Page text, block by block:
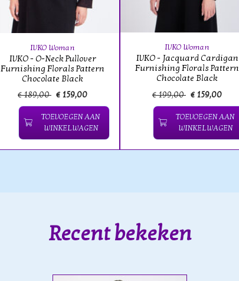
IVKO Woman
IVKO - O-Neck Pullover
Furnishing Florals Pattern
Chocolate Black
€ 189,00 € 159,00
TOEVOEGEN AAN
WINKELWAGEN
IVKO Woman
IVKO - Jacquard Cardigan
Furnishing Florals Pattern
Chocolate Black
€ 199,00 € 159,00
TOEVOEGEN AAN
WINKELWAGEN
Recent bekeken